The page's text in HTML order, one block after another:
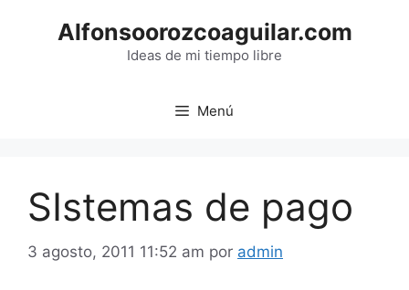
Alfonsoorozcoaguilar.com
Ideas de mi tiempo libre
Menú
SIstemas de pago
3 agosto, 2011 11:52 am por admin